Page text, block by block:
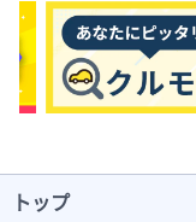
トップ